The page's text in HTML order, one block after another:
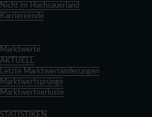
Nicht im Hochsauerland
Karriereende
Marktwerte
AKTUELL
Letzte Marktwertänderungen
Marktwertsprünge
Marktwertverluste
STATISTIKEN